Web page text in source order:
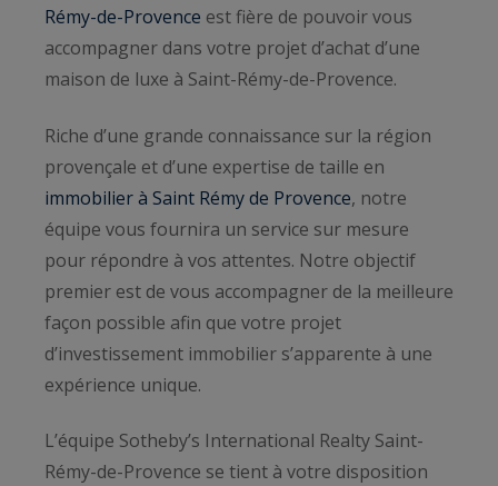
Rémy-de-Provence est fière de pouvoir vous
accompagner dans votre projet d’achat d’une
maison de luxe à Saint-Rémy-de-Provence.
Riche d’une grande connaissance sur la région
provençale et d’une expertise de taille en
immobilier à Saint Rémy de Provence, notre
équipe vous fournira un service sur mesure
pour répondre à vos attentes. Notre objectif
premier est de vous accompagner de la meilleure
façon possible afin que votre projet
d’investissement immobilier s’apparente à une
expérience unique.
L’équipe Sotheby’s International Realty Saint-
Rémy-de-Provence se tient à votre disposition